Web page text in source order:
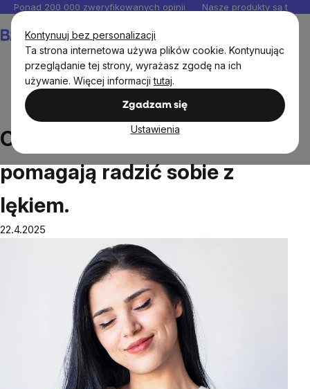
Kontynuuj bez personalizacji
Ta strona internetowa używa plików cookie. Kontynuując
przeglądanie tej strony, wyrażasz zgodę na ich
używanie. Więcej informacjitutaj.
Zgadzam się
Ustawienia
Przejść
do
treści
Ponad 200 000 zweryfikowanych opinii Nasze produkty są
Codzienne rytuały, które pomagają radzić sobie z
lękiem.
Codzienne rytuały, które
pomagają radzić sobie z
lękiem.
22.4.2025